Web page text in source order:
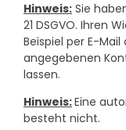
Hinweis: Sie
21 DSGVO. Ihren
Beispiel per E-
angegebenen
lassen.
Hinweis:Eine
besteht nicht.